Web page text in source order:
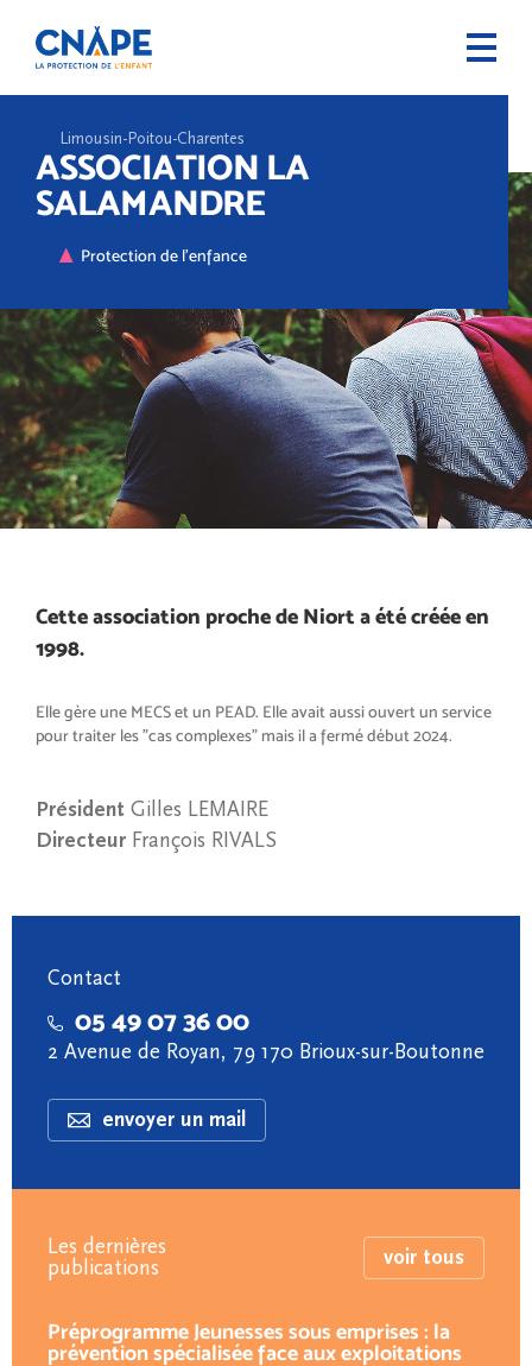
Limousin-Poitou-Charentes
ASSOCIATION LA
SALAMANDRE
Protection de l'enfance
Cette association proche de Niort a été créée en
1998.
Elle gère une MECS et un PEAD. Elle avait aussi ouvert un service
pour traiter les "cas complexes" mais il a fermé début 2024.
Président Gilles LEMAIRE
Directeur François RIVALS
Contact
05 49 07 36 00
2 Avenue de Royan, 79 170 Brioux-sur-Boutonne
envoyer un mail
Les dernières
publications
voir tous
Préprogramme Jeunesses sous emprises : la
prévention spécialisée face aux exploitations